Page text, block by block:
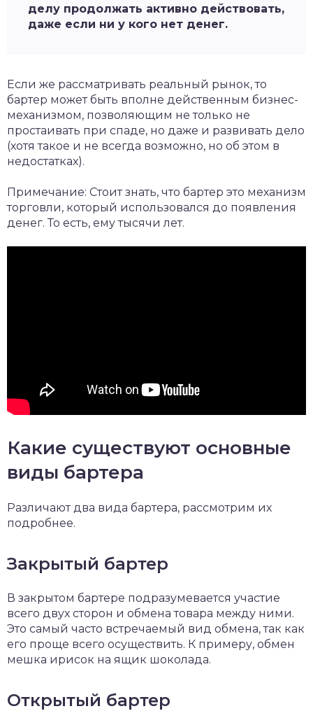
делу продолжать активно действовать,
даже если ни у кого нет денег.
Если же рассматривать реальный рынок, то
бартер может быть вполне действенным бизнес-
механизмом, позволяющим не только не
простаивать при спаде, но даже и развивать дело
(хотя такое и не всегда возможно, но об этом в
недостатках).
Примечание: Стоит знать, что бартер это механизм
торговли, который использовался до появления
денег. То есть, ему тысячи лет.
Какие существуют основные
виды бартера
Различают два вида бартера, рассмотрим их
подробнее.
Закрытый бартер
В закрытом бартере подразумевается участие
всего двух сторон и обмена товара между ними.
Это самый часто встречаемый вид обмена, так как
его проще всего осуществить. К примеру, обмен
мешка ирисок на ящик шоколада.
Открытый бартер